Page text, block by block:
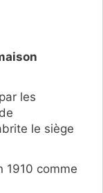
les
le siège
1910 comme